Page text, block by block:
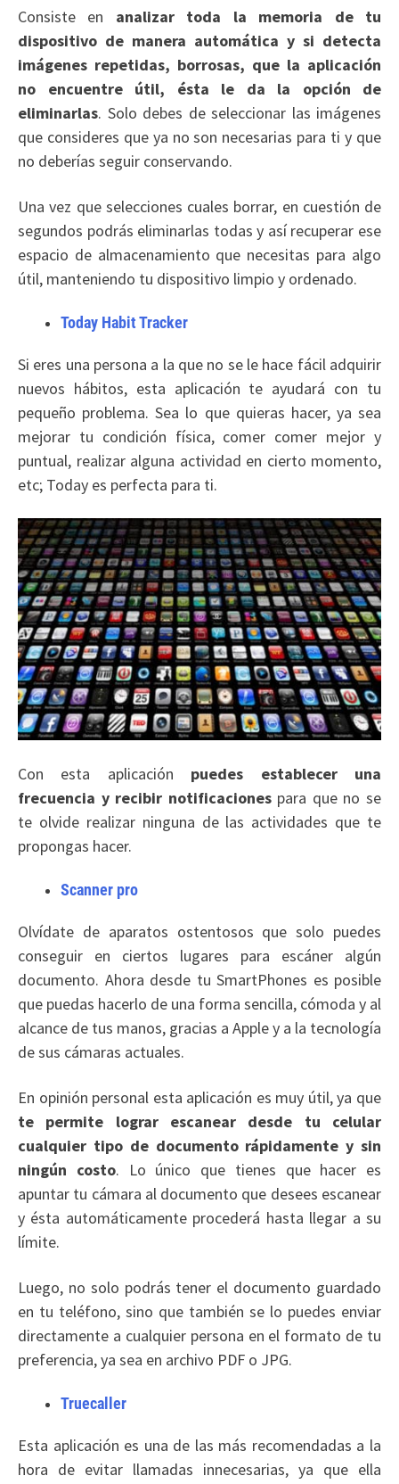
Consiste en analizar toda la memoria de tu
dispositivo de manera automática y si detecta
imágenes repetidas, borrosas, que la aplicación
no encuentre útil, ésta le da la opción de
eliminarlas. Solo debes de seleccionar las imágenes
que consideres que ya no son necesarias para ti y que
no deberías seguir conservando.
Una vez que selecciones cuales borrar, en cuestión de
segundos podrás eliminarlas todas y así recuperar ese
espacio de almacenamiento que necesitas para algo
útil, manteniendo tu dispositivo limpio y ordenado.
Today Habit Tracker
Si eres una persona a la que no se le hace fácil adquirir
nuevos hábitos, esta aplicación te ayudará con tu
pequeño problema. Sea lo que quieras hacer, ya sea
mejorar tu condición física, comer comer mejor y
puntual, realizar alguna actividad en cierto momento,
etc; Today es perfecta para ti.
Con esta aplicación puedes establecer una
frecuencia y recibir notificacionespara que no se
te olvide realizar ninguna de las actividades que te
propongas hacer.
Scanner pro
Olvídate de aparatos ostentosos que solo puedes
conseguir en ciertos lugares para escáner algún
documento. Ahora desde tu SmartPhones es posible
que puedas hacerlo de una forma sencilla, cómoda y al
alcance de tus manos, gracias a Apple y a la tecnología
de sus cámaras actuales.
En opinión personal esta aplicación es muy útil, ya que
te permite lograr escanear desde tu celular
cualquier tipo de documento rápidamente y sin
ningún costo. Lo único que tienes que hacer es
apuntar tu cámara al documento que desees escanear
y ésta automáticamente procederá hasta llegar a su
límite.
Luego, no solo podrás tener el documento guardado
en tu teléfono, sino que también se lo puedes enviar
directamente a cualquier persona en el formato de tu
preferencia, ya sea en archivo PDF o JPG.
Truecaller
Esta aplicación es una de las más recomendadas a la
hora de evitar llamadas innecesarias, ya que ella